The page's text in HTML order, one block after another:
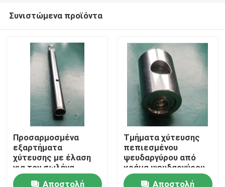
Αρχική Σελίδα
Προϊόντα
Βίντεο
Συνιστώμενα προϊόντα
Προσαρμοσμένα
εξαρτήματα
χύτευσης με έλαση
για τον σωλήνα
αποδοτικότητας
Αποστολή
Τμήματα χύτευσης
πεπιεσμένου
ψευδαργύρου από
κράμα ψευδαργύρου
με επεξεργασία CNC
Αποστολή